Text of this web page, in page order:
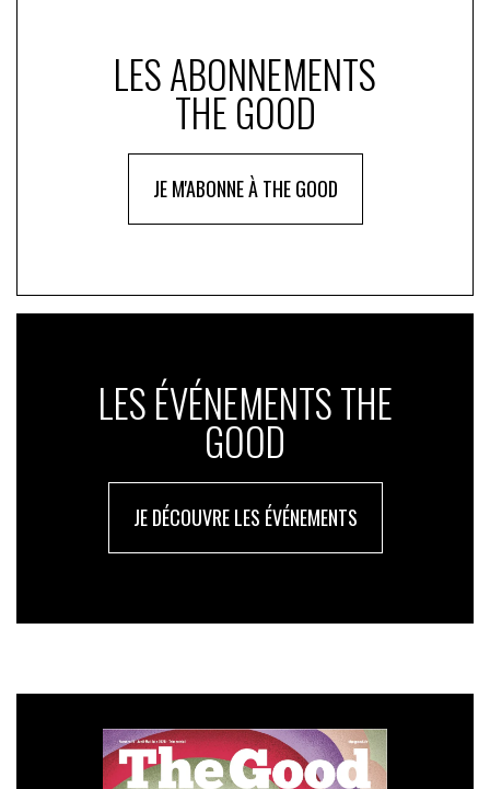
LES ABONNEMENTS
THE GOOD
JE M'ABONNE À THE GOOD
LES ÉVÉNEMENTS THE
GOOD
JE DÉCOUVRE LES ÉVÉNEMENTS